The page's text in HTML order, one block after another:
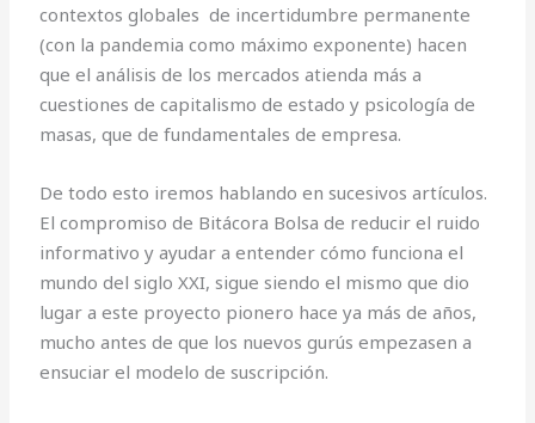
contextos globales de incertidumbre permanente
(con la pandemia como máximo exponente) hacen
que el análisis de los mercados atienda más a
cuestiones de capitalismo de estado y psicología de
masas, que de fundamentales de empresa.
De todo esto iremos hablando en sucesivos artículos.
El compromiso de Bitácora Bolsa de reducir el ruido
informativo y ayudar a entender cómo funciona el
mundo del siglo XXI, sigue siendo el mismo que dio
lugar a este proyecto pionero hace ya más de años,
mucho antes de que los nuevos gurús empezasen a
ensuciar el modelo de suscripción.